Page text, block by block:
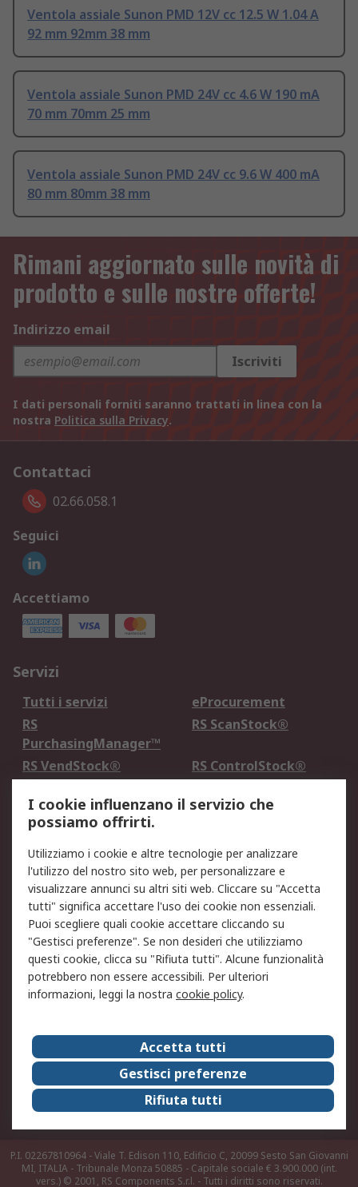
Ventola assiale Sunon PMD 12V cc 12.5 W 1.04 A
92 mm 92mm 38 mm
Ventola assiale Sunon PMD 24V cc 4.6 W 190 mA
70 mm 70mm 25 mm
Ventola assiale Sunon PMD 24V cc 9.6 W 400 mA
80 mm 80mm 38 mm
Rimani aggiornato sulle novità di
prodotto e sulle nostre offerte!
Indirizzo email
Iscriviti
I dati personali forniti saranno trattati in linea con la
nostra Politica sulla Privacy.
Contattaci
02.66.058.1
Seguici
Accettiamo
Servizi
Tutti i servizi
eProcurement
RS
PurchasingManager™
RS ScanStock®
RS VendStock®
RS ControlStock®
Legale
Informativa Cookie
Informativa Privacy -
Aggiornata
Email Security
Termini d'uso
Condizioni di vendita
Condizioni generali di
servizio
Etica e responsabilità
Chi Siamo
Chi Siamo
Contattaci
Supporto
ESG
Carriere
RS Group
Press Centre
Discovery: il Blog di RS
P.I. 02267810964 - Viale T. Edison 110, Edificio C, 20099 Sesto San Giovanni
MI, ITALIA - Tribunale Monza 50885 - Capitale sociale € 3.900.000 (int.
vers.) © 2001, RS Components S.r.l. - Tutti i diritti sono riservati.
I cookie influenzano il servizio che
possiamo offrirti.
Utilizziamo i cookie e altre tecnologie per analizzare
l'utilizzo del nostro sito web, per personalizzare e
visualizzare annunci su altri siti web. Cliccare su "Accetta
tutti" significa accettare l'uso dei cookie non essenziali.
Puoi scegliere quali cookie accettare cliccando su
"Gestisci preferenze". Se non desideri che utilizziamo
questi cookie, clicca su "Rifiuta tutti". Alcune funzionalità
potrebbero non essere accessibili. Per ulteriori
informazioni, leggi la nostra cookie policy.
Accetta tutti
Gestisci preferenze
Rifiuta tutti